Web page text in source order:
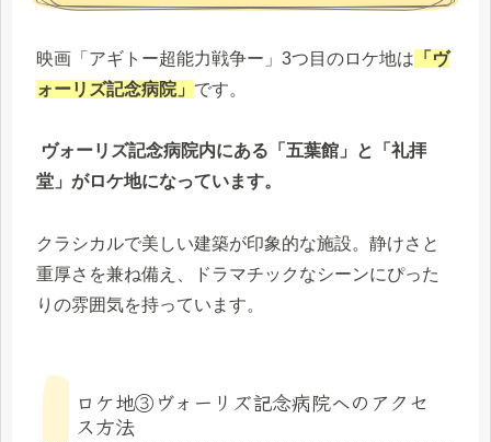
映画「アギトー超能力戦争ー」3つ目のロケ地は 「ヴ
ォーリズ記念病院」 です。
ヴォーリズ記念病院内にある「五葉館」と「礼拝
堂」がロケ地になっています。
クラシカルで美しい建築が印象的な施設。静けさと
重厚さを兼ね備え、ドラマチックなシーンにぴった
りの雰囲気を持っています。
ロケ地③ヴォーリズ記念病院へのアクセ
ス方法